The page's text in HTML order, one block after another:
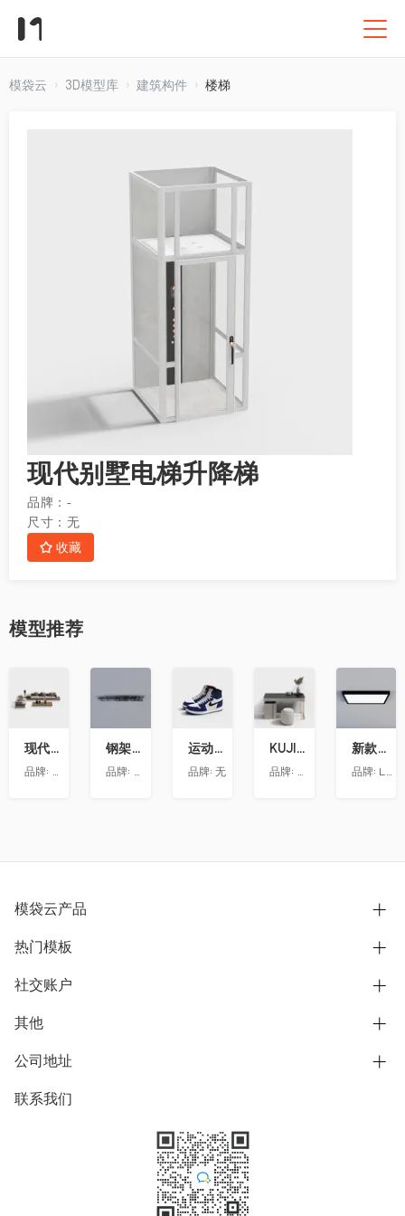
模袋云 3D模型库 建筑构件 楼梯
现代别墅电梯升降梯
品牌： -
尺寸： 无
收藏
模型推荐
藏
现代转角沙发组合模型ID 11005665-4
品牌:
朗饰墙纸
藏
钢架天花
品牌:
智策品牌策划
收
藏
运动鞋3-Hikj
品牌: 无
收
藏
KUJIALE-现代-梳妆台019
品牌:
梵客家装
藏
新款黑框方灯
品牌: LUDU绿都－全屋定制吊顶
模袋云产品
别墅设计营销
模型协同展示分享
别墅社区
别墅模板
热门模板
欧式别墅
中式别墅
日式别墅
社交账户
B站
抖音
微信公众号
其他
用户服务协议
隐私政策
公司地址
上海市浦东新区东方路1215-1217号
联系我们